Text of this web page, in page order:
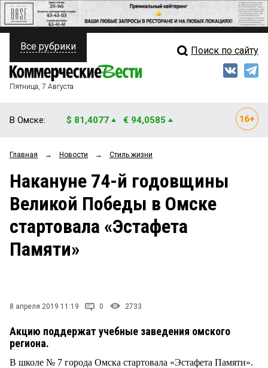
ПОЛИТИКА
ФИНАНСЫ
ОБЩЕСТВО
ЗАКОН
НОВОСТИ КОМПАНИЙ
Свежий выпуск
Рейтинги
Блоги
Архив
Все рубрики Поиск по сайту
Пятница, 7 Августа
В Омске: $ 81,4077 € 94,0585
Главная → Новости → Стиль жизни
Накануне 74-й годовщины
Великой Победы в Омске
стартовала «Эстафета
Памяти»
8 апреля 2019 11:19 0 2733
Акцию поддержат учебные заведения омского
региона.
В школе № 7 города Омска стартовала «Эстафета Памяти».